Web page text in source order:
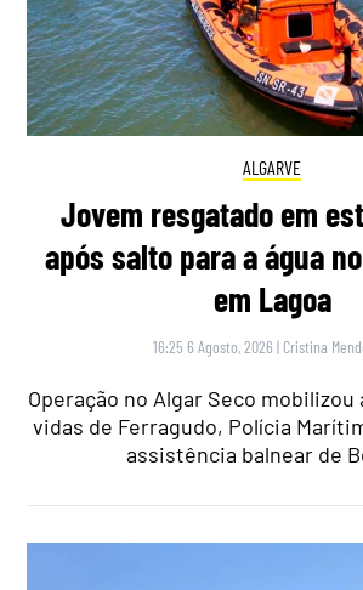
ALGARVE
Jovem resgatado em
após salto para a água
em Lagoa
16:25 6 Agosto, 2026 | Cristina
Operação no Algar Seco mobilizou
vidas de Ferragudo, Polícia
assistência balnear de